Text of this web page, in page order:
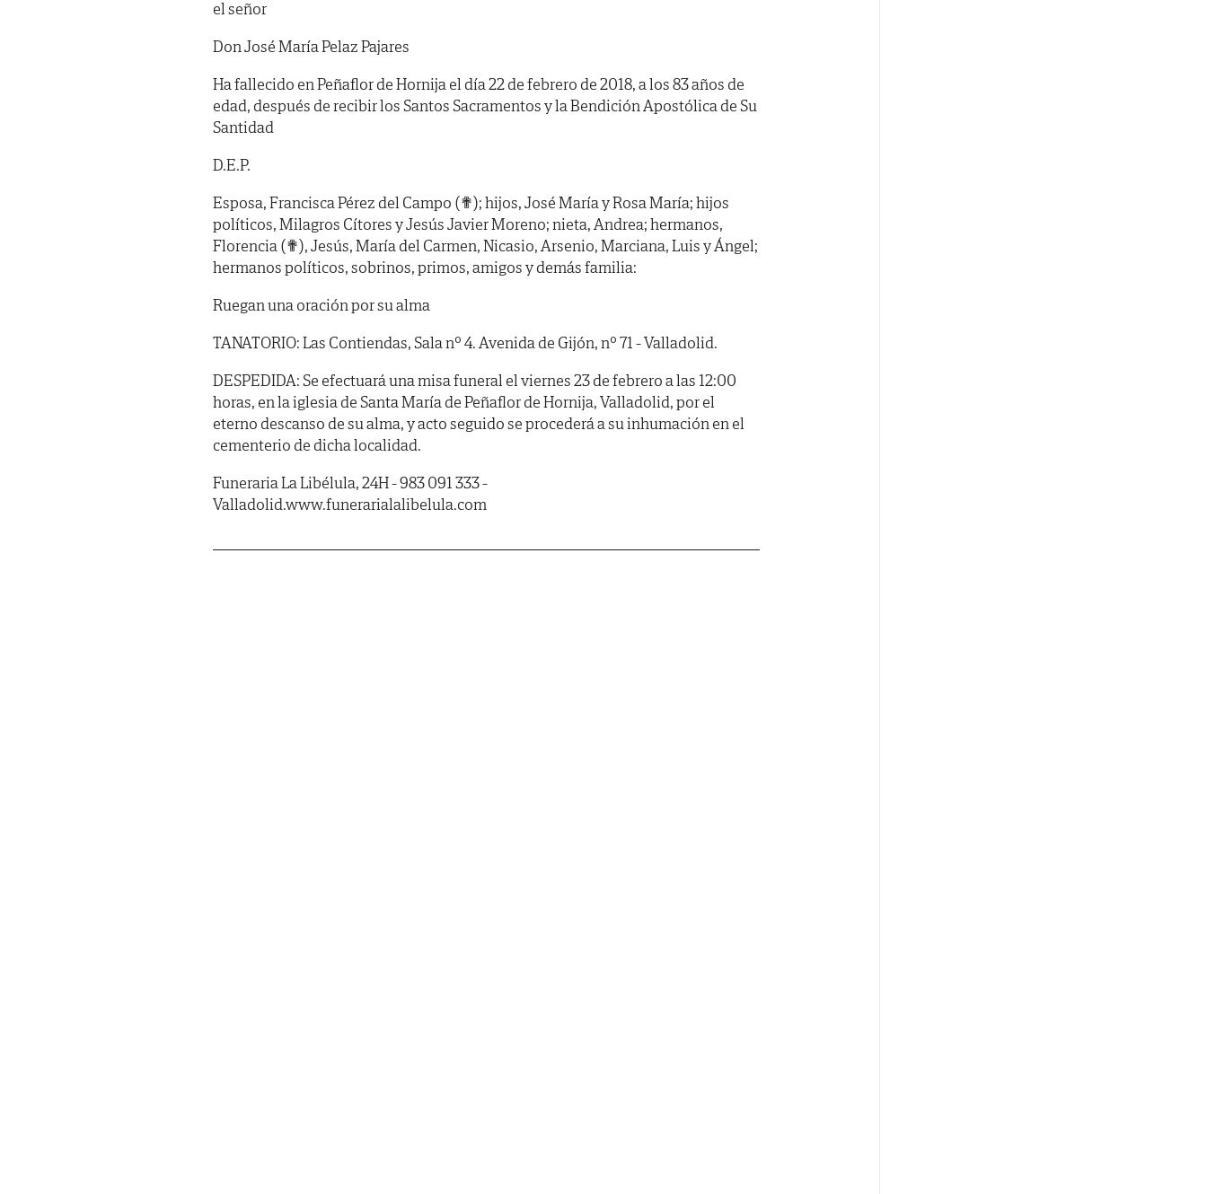
el señor
Don José María Pelaz Pajares
Ha fallecido en Peñaflor de Hornija el día 22 de febrero de 2018, a los 83 años de
edad, después de recibir los Santos Sacramentos y la Bendición Apostólica de Su
Santidad
D.E.P.
Esposa, Francisca Pérez del Campo (✟); hijos, José María y Rosa María; hijos
políticos, Milagros Cítores y Jesús Javier Moreno; nieta, Andrea; hermanos,
Florencia (✟), Jesús, María del Carmen, Nicasio, Arsenio, Marciana, Luis y Ángel;
hermanos políticos, sobrinos, primos, amigos y demás familia:
Ruegan una oración por su alma
TANATORIO: Las Contiendas, Sala nº 4. Avenida de Gijón, nº 71 - Valladolid.
DESPEDIDA: Se efectuará una misa funeral el viernes 23 de febrero a las 12:00
horas, en la iglesia de Santa María de Peñaflor de Hornija, Valladolid, por el
eterno descanso de su alma, y acto seguido se procederá a su inhumación en el
cementerio de dicha localidad.
Funeraria La Libélula, 24H - 983 091 333 -
Valladolid.www.funerarialalibelula.com